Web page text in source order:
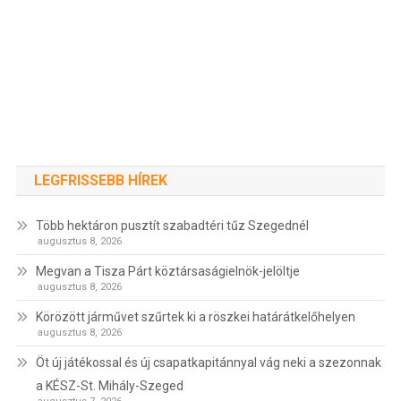
LEGFRISSEBB HÍREK
Több hektáron pusztít szabadtéri tűz Szegednél
augusztus 8, 2026
Megvan a Tisza Párt köztársaságielnök-jelöltje
augusztus 8, 2026
Körözött járművet szűrtek ki a röszkei határátkelőhelyen
augusztus 8, 2026
Öt új játékossal és új csapatkapitánnyal vág neki a szezonnak
a KÉSZ-St. Mihály-Szeged